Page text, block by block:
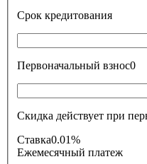
Срок кредитования
Первоначальный взнос0
Скидка действует при
Ставка0.01%
Ежемесячный платеж